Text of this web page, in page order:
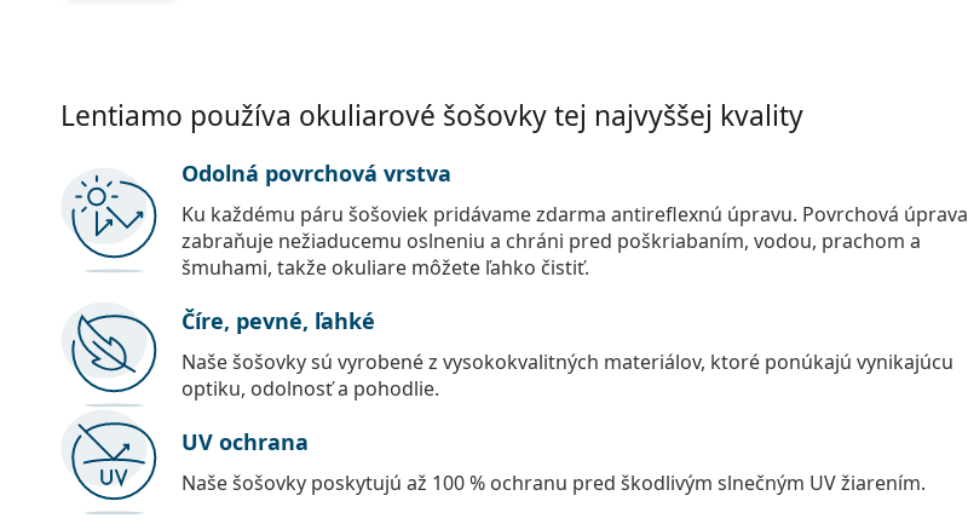
Lentiamo používa okuliarové šošovky tej najvyššej kvality
Odolná povrchová vrstva
Ku každému páru šošoviek pridávame zdarma antireflexnú úpravu. Povrchová úprava
zabraňuje nežiaducemu oslneniu a chráni pred poškriabaním, vodou, prachom a
šmuhami, takže okuliare môžete ľahko čistiť.
Číre, pevné, ľahké
Naše šošovky sú vyrobené z vysokokvalitných materiálov, ktoré ponúkajú vynikajúcu
optiku, odolnosť a pohodlie.
UV ochrana
Naše šošovky poskytujú až 100 % ochranu pred škodlivým slnečným UV žiarením.